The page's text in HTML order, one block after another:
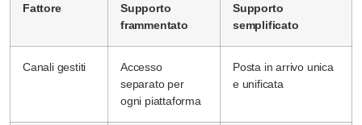
Fattore
Supporto
frammentato
Supporto
semplificato
Canali gestiti
Accesso
separato per
ogni piattaforma
Posta in arrivo unica
e unificata